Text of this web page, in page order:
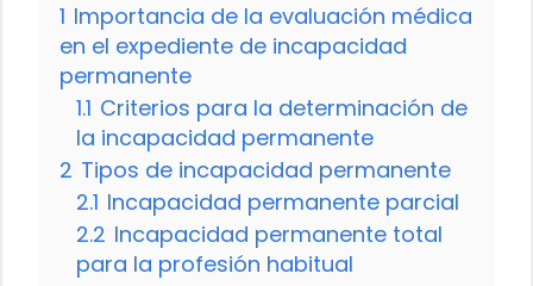
1 Importancia de la evaluación médica
en el expediente de incapacidad
permanente
1.1 Criterios para la determinación de
la incapacidad permanente
2 Tipos de incapacidad permanente
2.1 Incapacidad permanente parcial
2.2 Incapacidad permanente total
para la profesión habitual